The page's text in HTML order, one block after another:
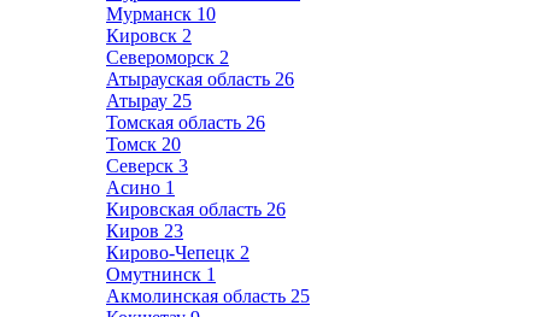
Мурманск 10
Кировск 2
Североморск 2
Атырауская область 26
Атырау 25
Томская область 26
Томск 20
Северск 3
Асино 1
Кировская область 26
Киров 23
Кирово-Чепецк 2
Омутнинск 1
Акмолинская область 25